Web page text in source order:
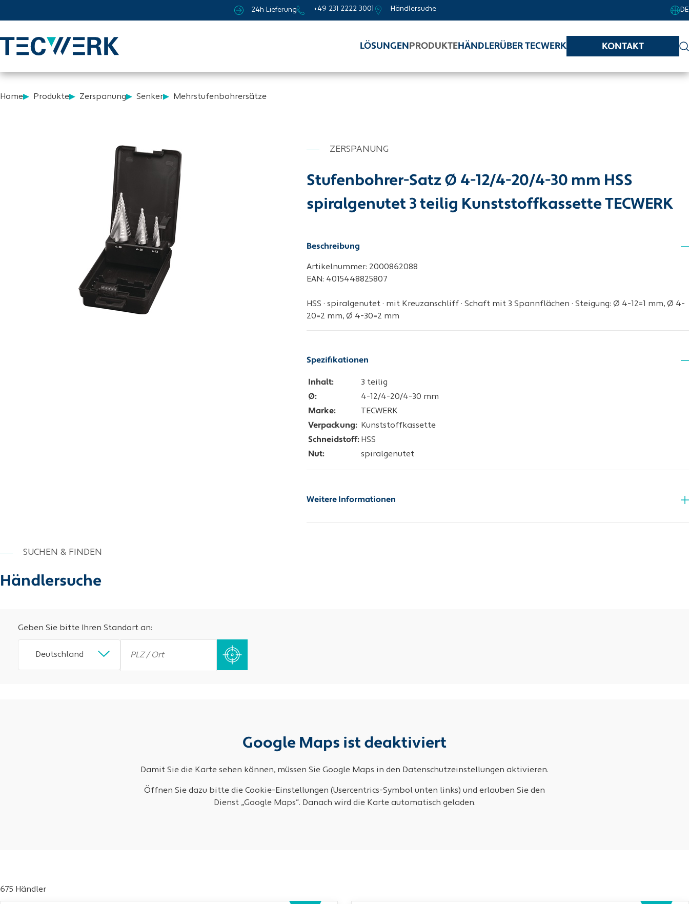
24h Lieferung +49 231 2222 3001 Händlersuche DE
LÖSUNGEN PRODUKTEHÄNDLERÜBER TECWERK KONTAKT
Home Produkte Zerspanung Senker Mehrstufenbohrersätze
ZERSPANUNG
Stufenbohrer-Satz Ø 4-12/4-20/4-30 mm HSS
spiralgenutet 3 teilig Kunststoffkassette TECWERK
Beschreibung
Artikelnummer: 2000862088
EAN: 4015448825807
HSS · spiralgenutet · mit Kreuzanschliff · Schaft mit 3 Spannflächen · Steigung: Ø 4-12=1 mm, Ø 4-
20=2 mm, Ø 4-30=2 mm
Spezifikationen
Inhalt:
3 teilig
Ø:
4-12/4-20/4-30 mm
Marke:
TECWERK
Verpackung:
Kunststoffkassette
Schneidstoff: HSS
Nut:
spiralgenutet
Weitere Informationen
SUCHEN & FINDEN
Händlersuche
Geben Sie bitte Ihren Standort an:
Deutschland
Google Maps ist deaktiviert
Damit Sie die Karte sehen können, müssen Sie Google Maps in den Datenschutzeinstellungen aktivieren.
Öffnen Sie dazu bitte die Cookie-Einstellungen (Usercentrics-Symbol unten links) und erlauben Sie den
Dienst „Google Maps“. Danach wird die Karte automatisch geladen.
675 Händler